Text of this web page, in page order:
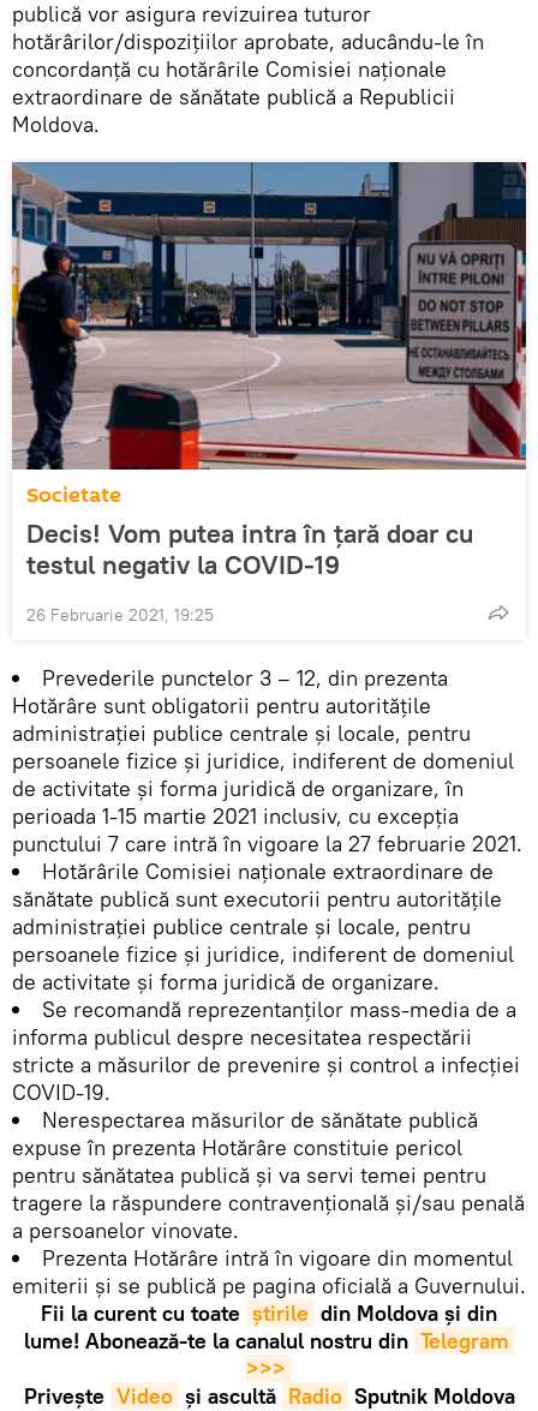
publică vor asigura revizuirea tuturor
hotărârilor/dispoziţiilor aprobate, aducându-le în
concordanţă cu hotărârile Comisiei naţionale
extraordinare de sănătate publică a Republicii
Moldova.
Societate
Decis! Vom putea intra în țară doar cu
testul negativ la COVID-19
26 Februarie 2021, 19:25
Prevederile punctelor 3 – 12, din prezenta
Hotărâre sunt obligatorii pentru autorităţile
administraţiei publice centrale şi locale, pentru
persoanele fizice şi juridice, indiferent de domeniul
de activitate şi forma juridică de organizare, în
perioada 1-15 martie 2021 inclusiv, cu excepția
punctului 7 care intră în vigoare la 27 februarie 2021.
Hotărârile Comisiei naţionale extraordinare de
sănătate publică sunt executorii pentru autorităţile
administraţiei publice centrale şi locale, pentru
persoanele fizice şi juridice, indiferent de domeniul
de activitate şi forma juridică de organizare.
Se recomandă reprezentanţilor mass-media de a
informa publicul despre necesitatea respectării
stricte a măsurilor de prevenire şi control a infecţiei
COVID-19.
Nerespectarea măsurilor de sănătate publică
expuse în prezenta Hotărâre constituie pericol
pentru sănătatea publică și va servi temei pentru
tragere la răspundere contravențională și/sau penală
a persoanelor vinovate.
Prezenta Hotărâre intră în vigoare din momentul
emiterii și se publică pe pagina oficială a Guvernului.
Fii la curent cu toate știrile din Moldova și din
lume! Abonează-te la canalul nostru din Telegram
>>>
Privește Video și ascultă Radio Sputnik Moldova